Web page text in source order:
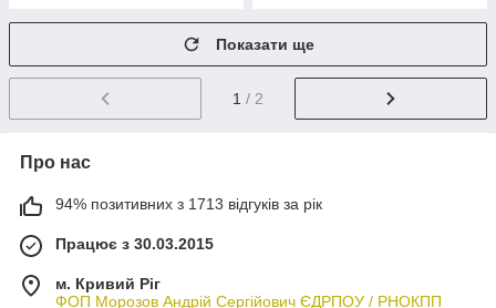
Показати ще
1 / 2
Про нас
94% позитивних з 1713 відгуків за рік
Працює з 30.03.2015
м. Кривий Ріг
ФОП Морозов Андрій Сергійович ЄДРПОУ / РНОКПП